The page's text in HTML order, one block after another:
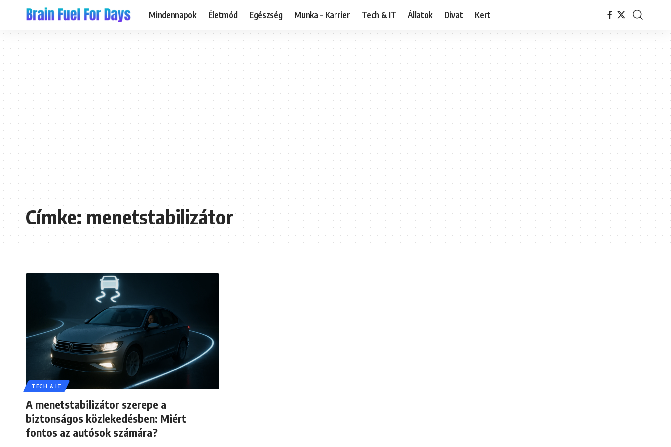
Mindennapok Életmód Egészség Munka – Karrier Tech & IT Állatok Divat Kert
Címke:menetstabilizátor
TECH & IT
A menetstabilizátor szerepe a
biztonságos közlekedésben: Miért
fontos az autósok számára?